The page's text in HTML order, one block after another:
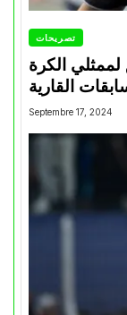
تصريحات
الكرة
Septembre 17, 2024